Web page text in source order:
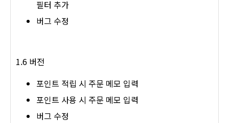
필터 추가
버그 수정
1.6 버전
포인트 적립 시 주문 메모 입력
포인트 사용 시 주문 메모 입력
버그 수정